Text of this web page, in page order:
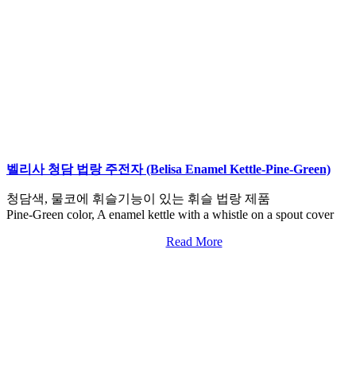
벨리사 청담 법랑 주전자 (Belisa Enamel Kettle-Pine-Green)
청담색, 물코에 휘슬기능이 있는 휘슬 법랑 제품
Pine-Green color, A enamel kettle with a whistle on a spout cover
Read More